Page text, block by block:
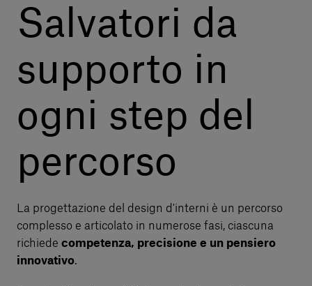
Salvatori da
supporto in
ogni step del
percorso
La progettazione del design d'interni è un percorso
complesso e articolato in numerose fasi, ciascuna
richiede competenza, precisione e un pensiero
innovativo.